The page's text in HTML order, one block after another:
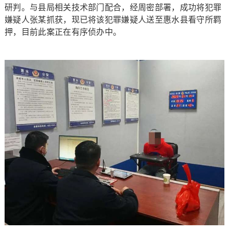
研判。与县局相关技术部门配合，经周密部署，成功将犯罪
嫌疑人张某抓获，现已将该犯罪嫌疑人送至惠水县看守所羁
押，目前此案正在有序侦办中。